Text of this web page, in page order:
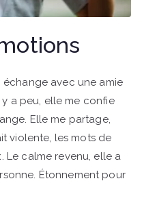
échange avec une amie
y a peu, elle me confie
Elle me partage,
violente, les mots de
Le calme revenu, elle a
Étonnement pour